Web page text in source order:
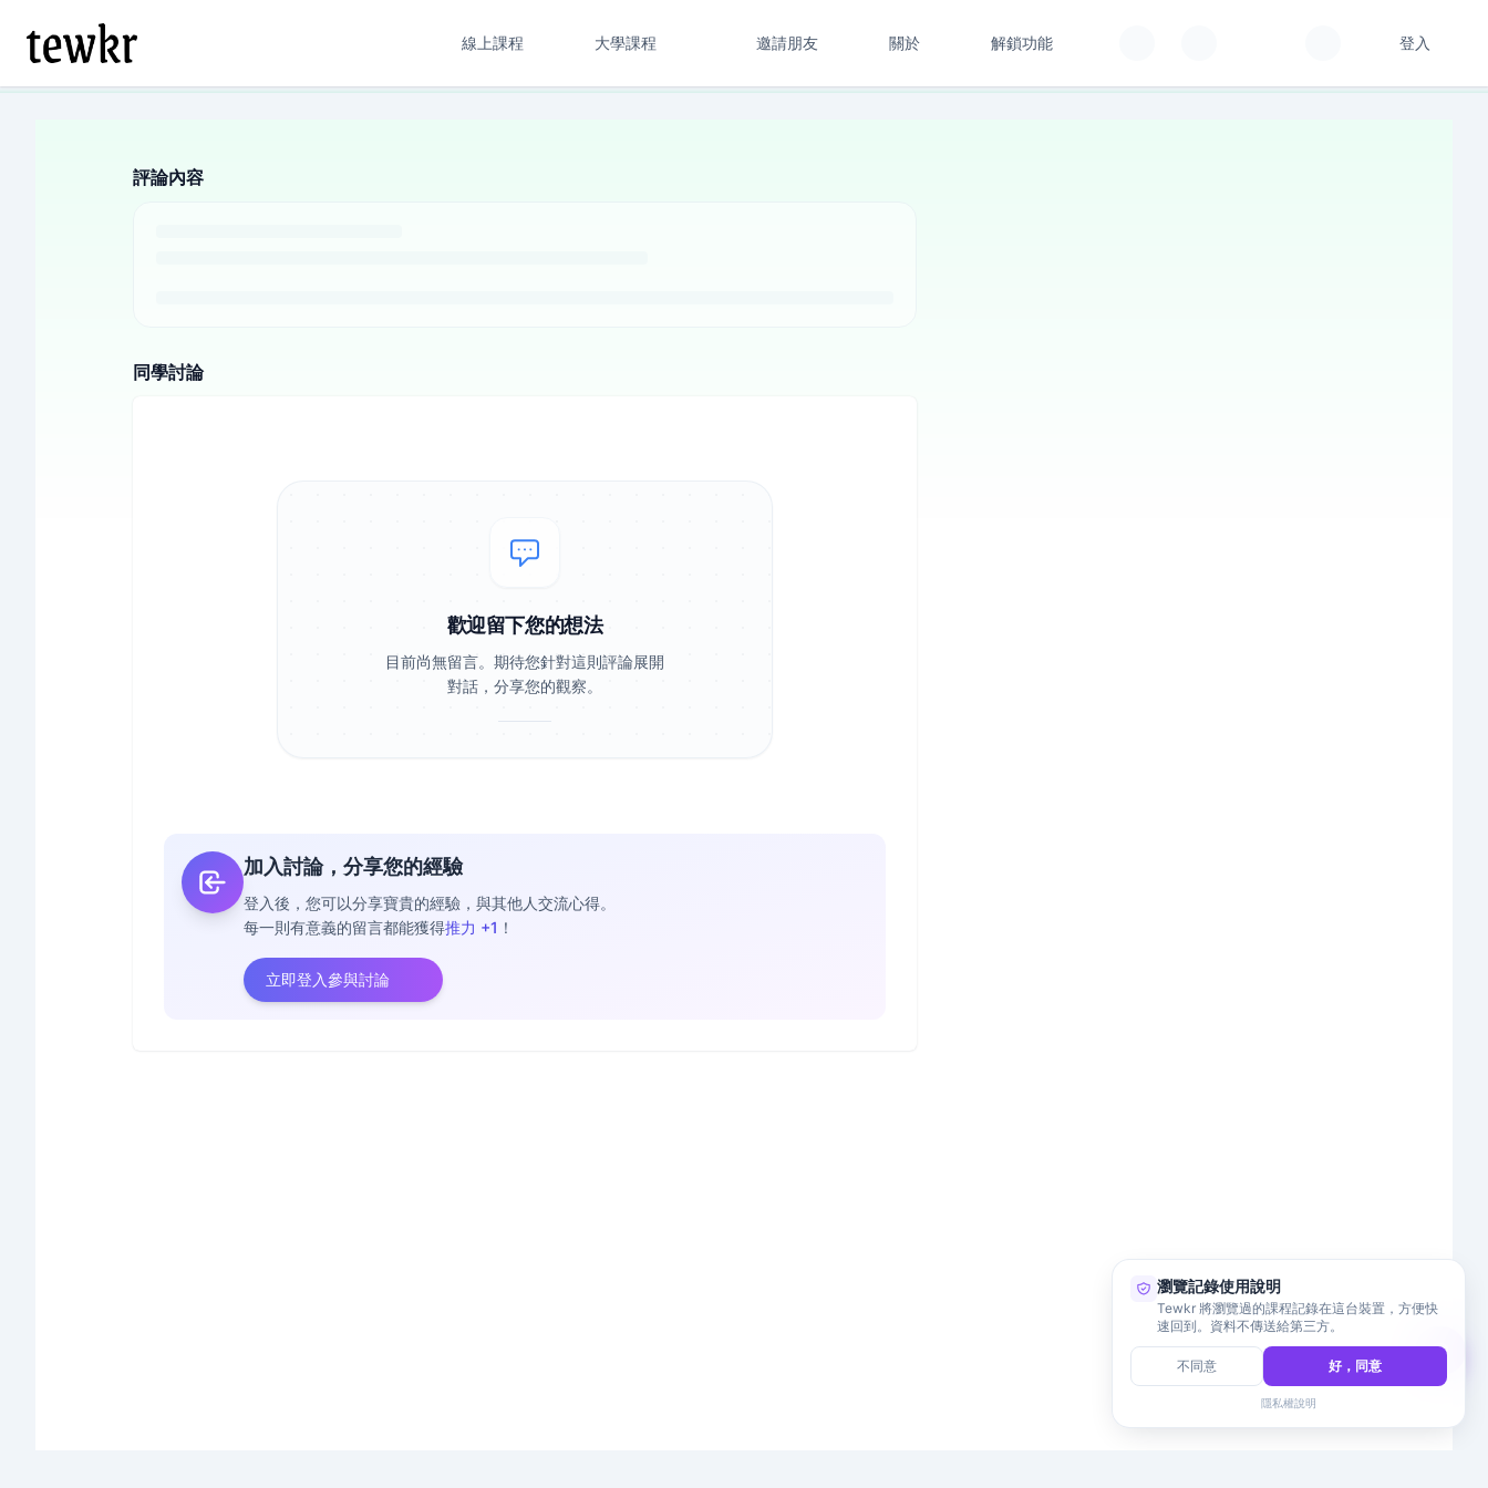
線上課程 大學課程 邀請朋友 關於 解鎖功能 登入
評論內容
同學討論
歡迎留下您的想法
目前尚無留言。期待您針對這則評論展開
對話，分享您的觀察。
加入討論，分享您的經驗
登入後，您可以分享寶貴的經驗，與其他人交流心得。
每一則有意義的留言都能獲得推力 +1 ！
立即登入參與討論
瀏覽記錄使用說明
Tewkr 將瀏覽過的課程記錄在這台裝置，方便快
速回到。資料不傳送給第三方。
不同意 好，同意
隱私權說明